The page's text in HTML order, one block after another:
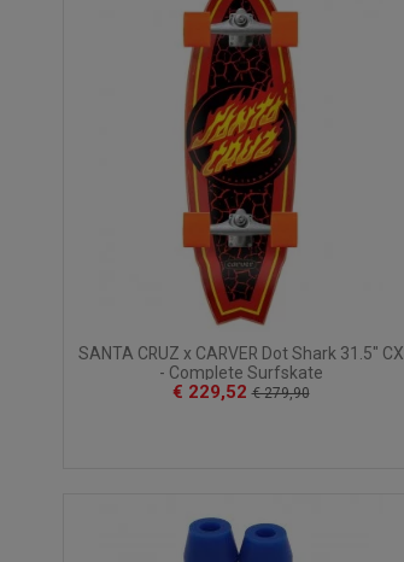
SANTA CRUZ x CARVER Dot Shark 31.5" CX
- Complete Surfskate
€ 229,52 € 279,90